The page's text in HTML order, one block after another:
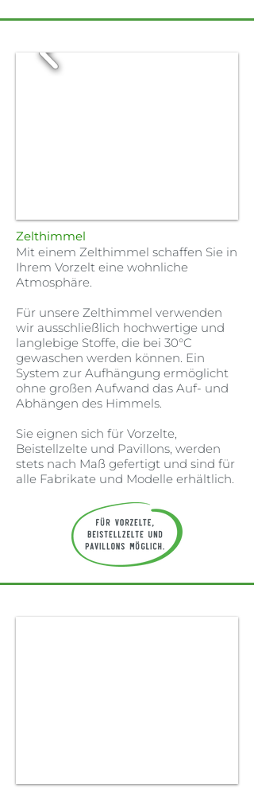
Zelthimmel
Mit einem Zelthimmel schaffen Sie in
Ihrem Vorzelt eine wohnliche
Atmosphäre.
Für unsere Zelthimmel verwenden
wir ausschließlich hochwertige und
langlebige Stoffe, die bei 30°C
gewaschen werden können. Ein
System zur Aufhängung ermöglicht
ohne großen Aufwand das Auf- und
Abhängen des Himmels.
Sie eignen sich für Vorzelte,
Beistellzelte und Pavillons, werden
stets nach Maß gefertigt und sind für
alle Fabrikate und Modelle erhältlich.